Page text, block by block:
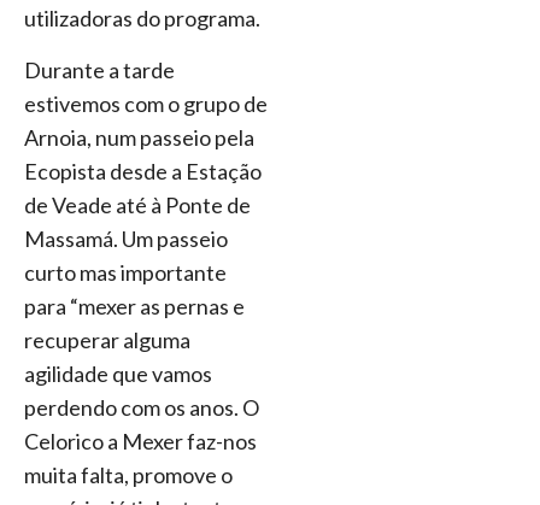
utilizadoras do programa.
Durante a tarde
estivemos com o grupo de
Arnoia, num passeio pela
Ecopista desde a Estação
de Veade até à Ponte de
Massamá. Um passeio
curto mas importante
para “mexer as pernas e
recuperar alguma
agilidade que vamos
perdendo com os anos. O
Celorico a Mexer faz-nos
muita falta, promove o